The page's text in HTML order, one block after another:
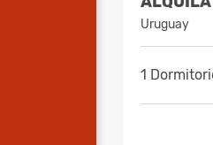
Uruguay
1